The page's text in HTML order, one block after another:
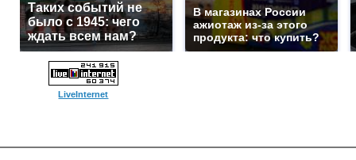
Таких событий не
было с 1945: чего
ждать всем нам?
В магазинах России
ажиотаж из-за этого
продукта: что купить?
LiveInternet